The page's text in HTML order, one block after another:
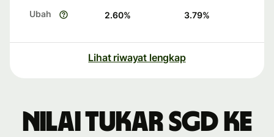
Ubah 2.60% 3.79%
Lihat riwayat lengkap
Nilai tukar SGD ke